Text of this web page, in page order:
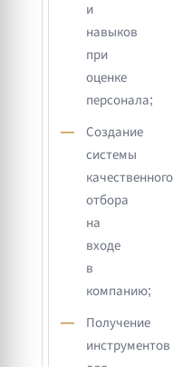
и
навыков
при
оценке
персонала;
Создание
системы
качественного
отбора
на
входе
в
компанию;
Получение
инструментов